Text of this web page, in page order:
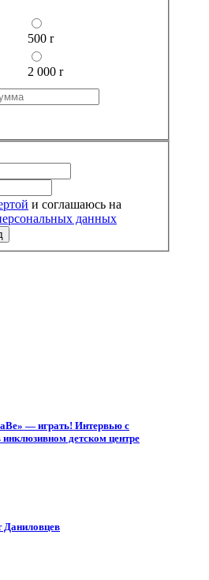
500 r
2 000 r
данных
— играть! Интервью с
детском центре
Даниловцев